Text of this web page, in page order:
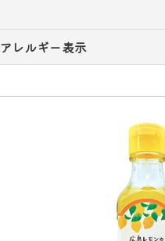
アレルギー表示